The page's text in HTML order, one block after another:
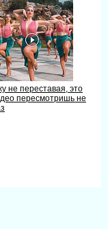
не переставая, это
пересмотришь не